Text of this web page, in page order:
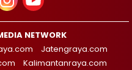
NETWORK
Jatengraya.com
Kalimantanraya.com